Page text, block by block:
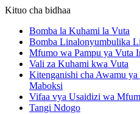
Kituo cha bidhaa
Bomba la Kuhami la Vuta
Bomba Linalonyumbulika
Mfumo wa Pampu ya Vuta
Vali za Kuhami kwa Vuta
Kitenganishi cha Awamu
Maboksi
Vifaa vya Usaidizi wa
Tangi Ndogo